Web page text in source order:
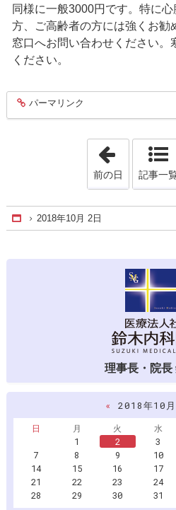
同様に一般3000円です。特に
方、ご高齢者の方には強くお勧
窓口へお問い合わせください。
ください。
entry918
パーマリンク
「2018
前の日 記事一
Home
2018年10月 2日
理事長・院長
« 2018年10
日
月 火 水
1
2 3
7
8 9 10
14
15 16 17
21
22 23 24
28
29 30 31